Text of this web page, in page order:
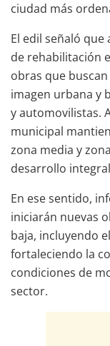
ciudad más
El edil señaló
de rehabilitación
obras que
imagen urbana y
y automovilistas.
municipal
zona media y
desarrollo
En ese sentido,
iniciarán nuevas
baja, incluyendo
fortaleciendo la
condiciones de
sector.